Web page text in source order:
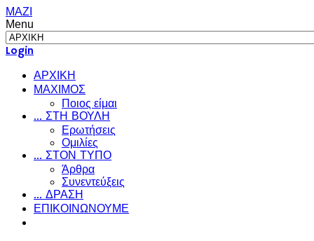
ΜΑΖΙ
Menu
Login
ΑΡΧΙΚΗ
ΜΑΧΙΜΟΣ
Ποιος είμαι
... ΣΤΗ ΒΟΥΛΗ
Ερωτήσεις
Ομιλίες
... ΣΤΟΝ ΤΥΠΟ
Άρθρα
Συνεντεύξεις
... ΔΡΑΣΗ
ΕΠΙΚΟΙΝΩΝΟΥΜΕ